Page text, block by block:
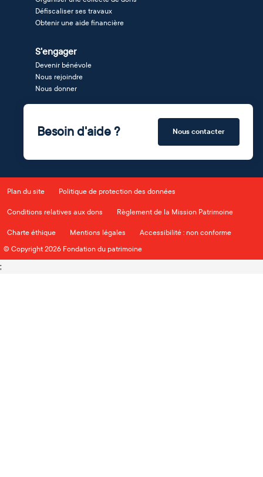
Défiscaliser ses travaux
Obtenir une aide financière
S'engager
Devenir bénévole
Nous rejoindre
Nous donner
Besoin d'aide ? Nous contacter
Plan du site Politique de protection des données
Conditions relatives aux dons Règlement de la Mission Patrimoine
Charte éthique Mentions légales
Accessibilité : non conforme
© Copyright 2026 Fondation du patrimoine
;